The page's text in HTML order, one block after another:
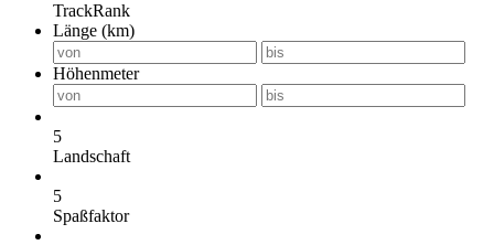
TrackRank
Länge (km)
Höhenmeter
5
Landschaft
5
Spaßfaktor